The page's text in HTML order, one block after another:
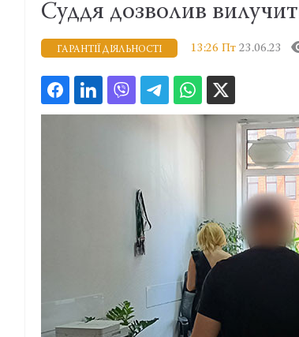
Суддя дозволив
ГАРАНТІЇ ДІЯЛЬНОСТІ 13:26 Пт 23.06.23